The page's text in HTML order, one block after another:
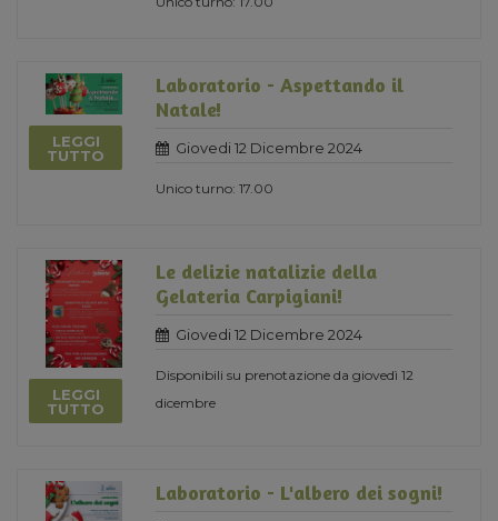
LEGGI
TUTTO
Laboratorio - Aspettando il
Natale!
Giovedi 12 Dicembre 2024
Unico turno: 17.00
LEGGI
TUTTO
Le delizie natalizie della
Gelateria Carpigiani!
Giovedi 12 Dicembre 2024
Disponibili su prenotazione da giovedì 12
dicembre
Laboratorio - L'albero dei sogni!